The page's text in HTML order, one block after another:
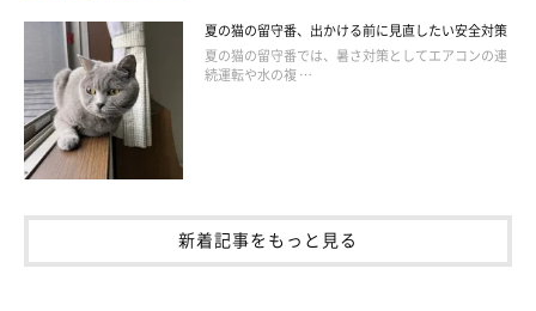
夏の猫の留守番、出かける前に見直したい安全対策
夏の猫の留守番では、暑さ対策としてエアコンの連
続運転や水の複 …
新着記事をもっと見る